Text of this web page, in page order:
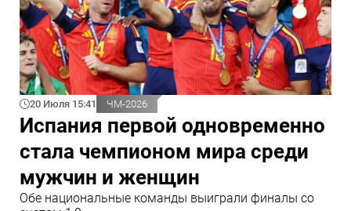
20 Июля 15:41 ЧМ-2026
Испания первой одновременно
стала чемпионом мира среди
мужчин и женщин
Обе национальные команды выиграли финалы со